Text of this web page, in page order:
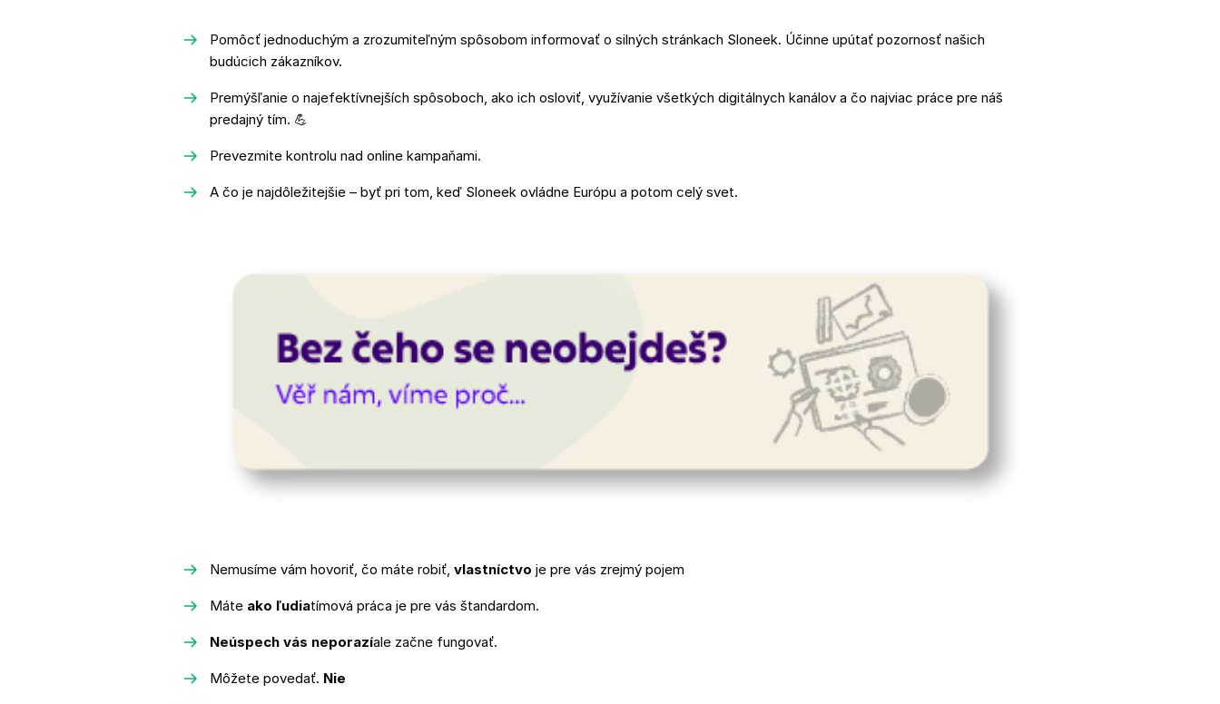
Pomôcť jednoduchým a zrozumiteľným spôsobom informovať o silných stránkach Sloneek. Účinne upútať pozornosť našich
budúcich zákazníkov.
Premýšľanie o najefektívnejších spôsoboch, ako ich osloviť, využívanie všetkých digitálnych kanálov a čo najviac práce pre náš
predajný tím. 💪
Prevezmite kontrolu nad online kampaňami.
A čo je najdôležitejšie – byť pri tom, keď Sloneek ovládne Európu a potom celý svet.
Nemusíme vám hovoriť, čo máte robiť,vlastníctvo je pre vás zrejmý pojem
Máte ako ľudiatímová práca je pre vás štandardom.
Neúspech vás neporazíale začne fungovať.
Môžete povedať. Nie